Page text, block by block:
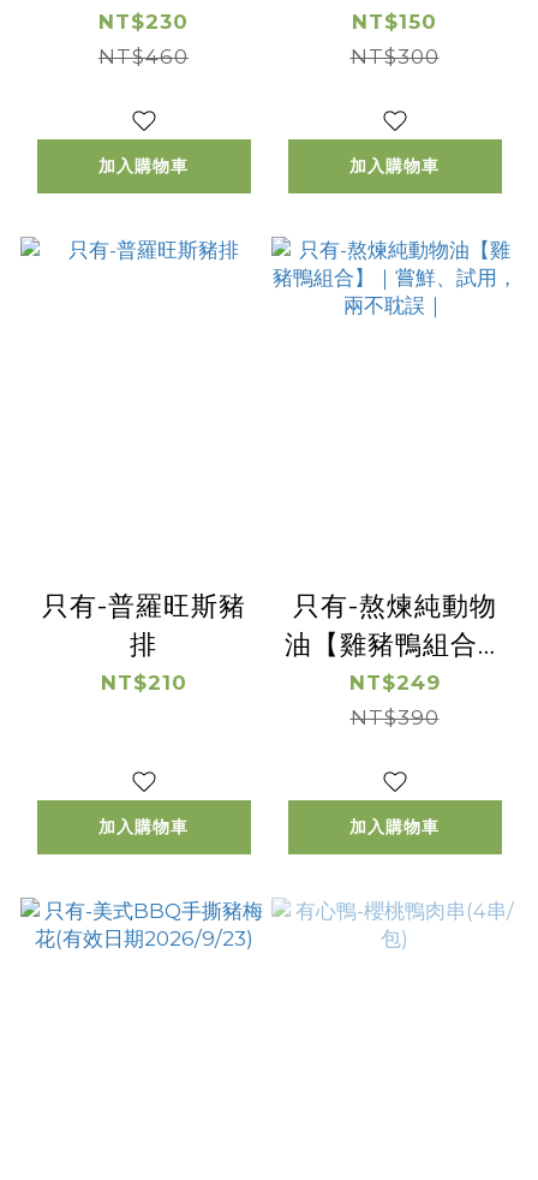
福良品優惠】(有
效日期
NT$230
NT$460
加入購物車
【惜福良品優惠】
(有效日期
NT$150
NT$300
加入購物車
只有-普羅旺斯豬
排
NT$210
加入購物車
只有-熬煉純動物
油【雞豬鴨組合】
｜嘗鮮、試用，兩
不耽誤｜
NT$249
NT$390
加入購物車